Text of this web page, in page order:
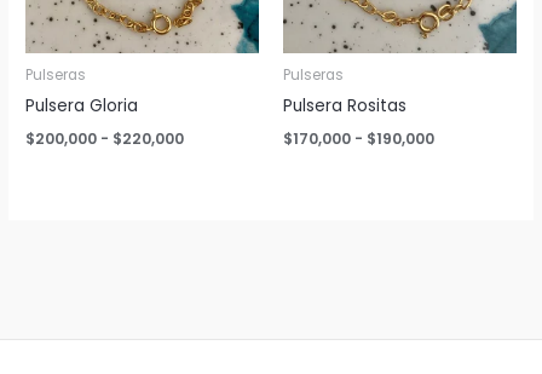
Pulseras
Pulsera Gloria
$200,000 - $220,000Rango
Pulseras
Pulsera Rositas
$170,000 - $190,000Rango